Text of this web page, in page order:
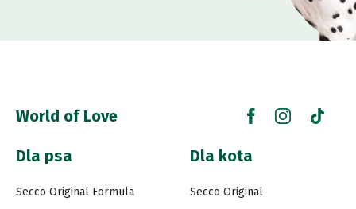
World of Love
Dla psa
Secco Original Formula
Dla kota
Secco Original